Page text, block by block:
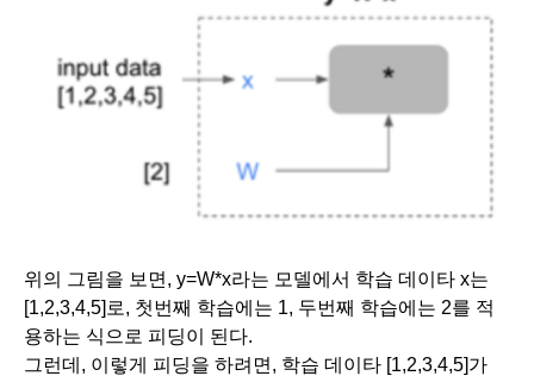
위의 그림을 보면, y=W*x라는 모델에서 학습 데이타 x는
[1,2,3,4,5]로, 첫번째 학습에는 1, 두번째 학습에는 2를 적
용하는 식으로 피딩이 된다.
그런데, 이렇게 피딩을 하려면, 학습 데이타 [1,2,3,4,5]가